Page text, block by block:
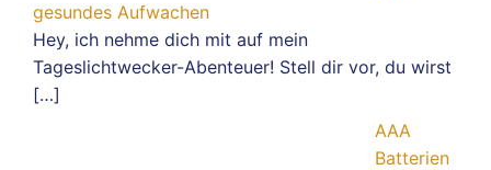
gesundes Aufwachen
Hey, ich nehme dich mit auf mein
Tageslichtwecker-Abenteuer! Stell dir vor, du wirst
[…]
AAA
Batterien